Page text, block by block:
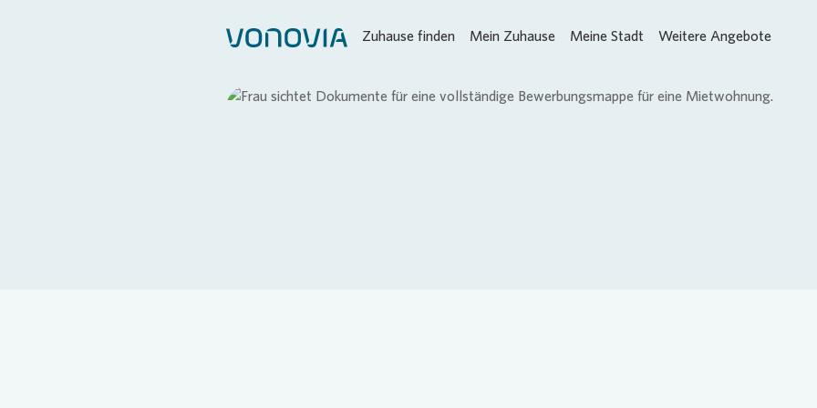
Zuhause finden Mein Zuhause Meine Stadt Weitere Angebote